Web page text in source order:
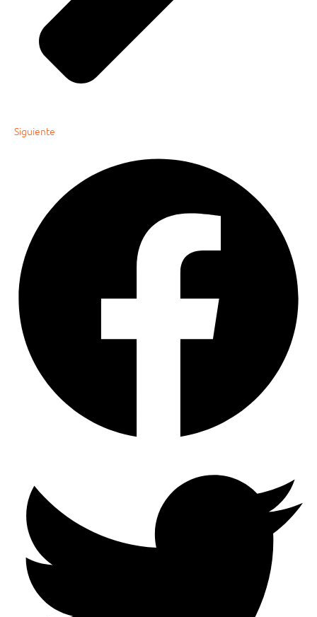
Siguiente